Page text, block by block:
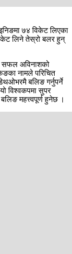
७४ विकेट लिएका
लिने तेस्रो बलर हुन्
सफल अविनाशको
नामले परिचित
बलिङ गर्नुपर्ने
विश्वकपमा सुपर
महत्त्वपूर्ण हुनेछ ।